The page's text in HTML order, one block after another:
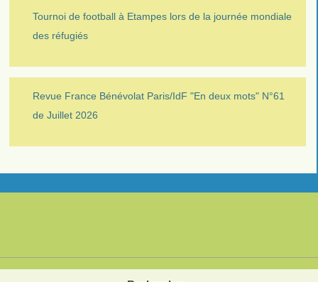
Tournoi de football à Etampes lors de la journée mondiale
des réfugiés
Revue France Bénévolat Paris/IdF "En deux mots" N°61
de Juillet 2026